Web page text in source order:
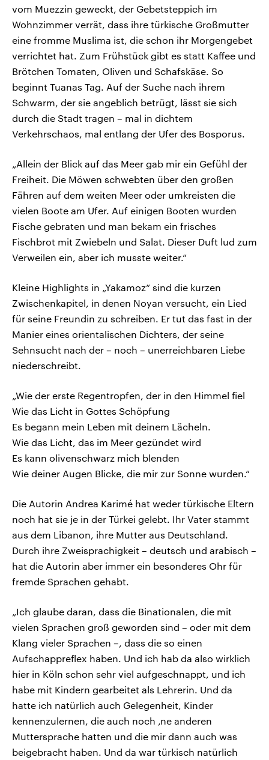
vom Muezzin geweckt, der Gebetsteppich im
Wohnzimmer verrät, dass ihre türkische Großmutter
eine fromme Muslima ist, die schon ihr Morgengebet
verrichtet hat. Zum Frühstück gibt es statt Kaffee und
Brötchen Tomaten, Oliven und Schafskäse. So
beginnt Tuanas Tag. Auf der Suche nach ihrem
Schwarm, der sie angeblich betrügt, lässt sie sich
durch die Stadt tragen – mal in dichtem
Verkehrschaos, mal entlang der Ufer des Bosporus.
„Allein der Blick auf das Meer gab mir ein Gefühl der
Freiheit. Die Möwen schwebten über den großen
Fähren auf dem weiten Meer oder umkreisten die
vielen Boote am Ufer. Auf einigen Booten wurden
Fische gebraten und man bekam ein frisches
Fischbrot mit Zwiebeln und Salat. Dieser Duft lud zum
Verweilen ein, aber ich musste weiter.“
Kleine Highlights in „Yakamoz“ sind die kurzen
Zwischenkapitel, in denen Noyan versucht, ein Lied
für seine Freundin zu schreiben. Er tut das fast in der
Manier eines orientalischen Dichters, der seine
Sehnsucht nach der – noch – unerreichbaren Liebe
niederschreibt.
„Wie der erste Regentropfen, der in den Himmel fiel
Wie das Licht in Gottes Schöpfung
Es begann mein Leben mit deinem Lächeln.
Wie das Licht, das im Meer gezündet wird
Es kann olivenschwarz mich blenden
Wie deiner Augen Blicke, die mir zur Sonne wurden.“
Die Autorin Andrea Karimé hat weder türkische Eltern
noch hat sie je in der Türkei gelebt. Ihr Vater stammt
aus dem Libanon, ihre Mutter aus Deutschland.
Durch ihre Zweisprachigkeit – deutsch und arabisch –
hat die Autorin aber immer ein besonderes Ohr für
fremde Sprachen gehabt.
„Ich glaube daran, dass die Binationalen, die mit
vielen Sprachen groß geworden sind – oder mit dem
Klang vieler Sprachen –, dass die so einen
Aufschappreflex haben. Und ich hab da also wirklich
hier in Köln schon sehr viel aufgeschnappt, und ich
habe mit Kindern gearbeitet als Lehrerin. Und da
hatte ich natürlich auch Gelegenheit, Kinder
kennenzulernen, die auch noch ‚ne anderen
Muttersprache hatten und die mir dann auch was
beigebracht haben. Und da war türkisch natürlich